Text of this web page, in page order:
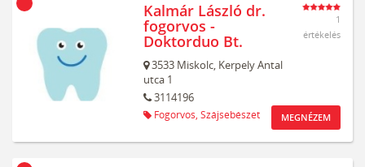
Kalmár László dr.
fogorvos -
Doktorduo Bt.
3533 Miskolc, Kerpely Antal
utca 1
3114196
Fogorvos, Szájsebészet
1
értékelés
MEGNÉZEM